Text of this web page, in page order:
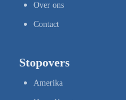
Over ons
Contact
Stopovers
Amerika